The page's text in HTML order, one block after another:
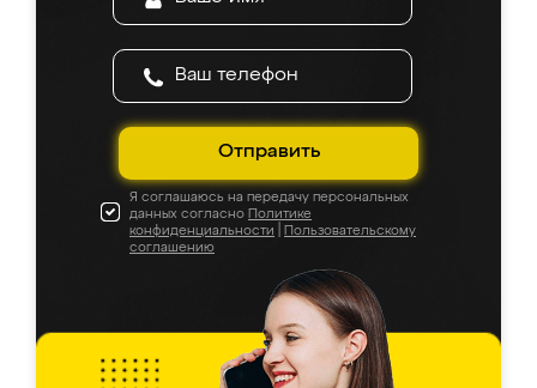
Отправить
Я соглашаюсь на передачу персональных
данных согласно Политике
конфиденциальности
Пользовательскому
соглашению